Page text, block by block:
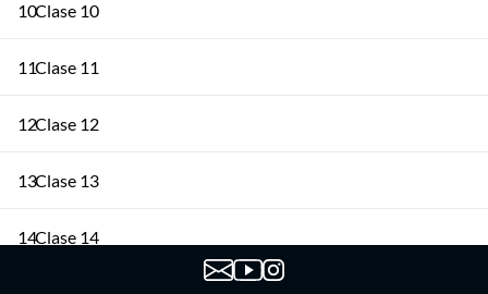
10Clase 10
11Clase 11
12Clase 12
13Clase 13
14Clase 14